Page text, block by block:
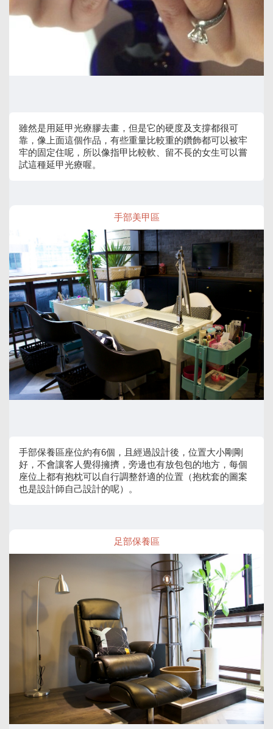
雖然是用延甲光療膠去畫，但是它的硬度及支撐都很可
靠，像上面這個作品，有些重量比較重的鑽飾都可以被牢
牢的固定住呢，所以像指甲比較軟、留不長的女生可以嘗
試這種延甲光療喔。
手部美甲區
手部保養區座位約有6個，且經過設計後，位置大小剛剛
好，不會讓客人覺得擁擠，旁邊也有放包包的地方，每個
座位上都有抱枕可以自行調整舒適的位置（抱枕套的圖案
也是設計師自己設計的呢）。
足部保養區